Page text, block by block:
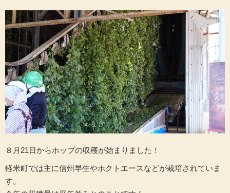
ュ
ー
を
表
８月21日からホップの収穫が始まりました！
軽米町では主に信州早生やホクトエースなどが栽培されていま
す。